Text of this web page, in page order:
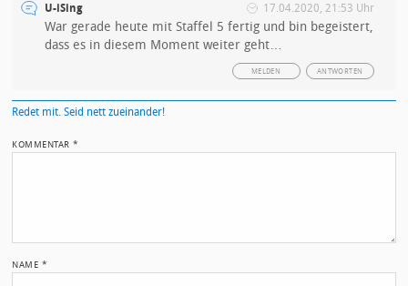
U-iSing 17.04.2020, 21:53 Uhr
War gerade heute mit Staffel 5 fertig und bin begeistert,
dass es in diesem Moment weiter geht…
ANTWORTEN
MELDEN
Redet mit. Seid nett zueinander!
KOMMENTAR*
NAME *